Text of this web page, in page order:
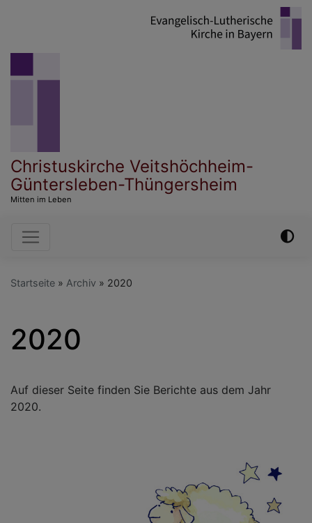
Christuskirche Veitshöchheim-
Güntersleben-Thüngersheim
Mitten im Leben
Hauptnavigation
Startseite Archiv 2020
2020
Auf dieser Seite finden Sie Berichte aus dem Jahr
2020.